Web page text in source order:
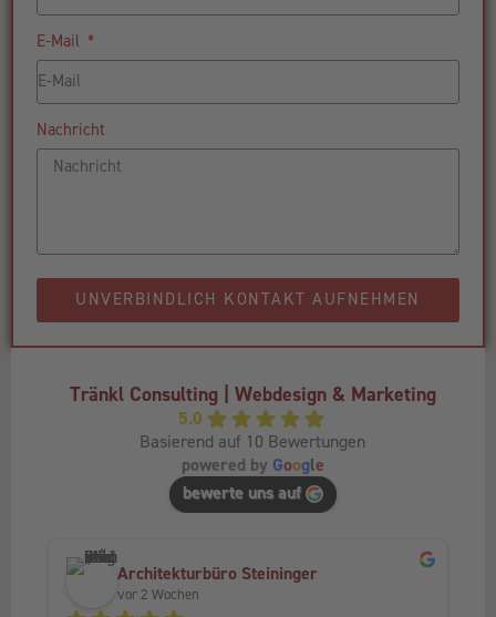
E-Mail
Nachricht
UNVERBINDLICH KONTAKT AUFNEHMEN
Tränkl Consulting | Webdesign & Marketing
5.0
Basierend auf 10 Bewertungen
powered by Google
bewerte uns auf
Architekturbüro Steininger
vor 2 Wochen